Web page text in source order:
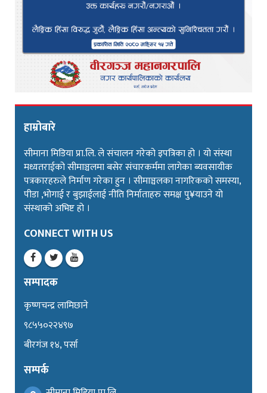
हाम्रोबारे
सीमाना मिडिया प्रा.लि. ले संचालन गरेको इपत्रिका हो । यो संस्था
मध्यतराईको सीमाञ्चलमा बसेर संचारकर्ममा लागेका ब्यवसायीक
पत्रकारहरुले निर्माण गरेका हुन । सीमाञ्चलका नागरिकको समस्या,
पीडा ,भोगाई र बुझाईलाई नीति निर्माताहरु समक्ष पु¥याउने यो
संस्थाको अभिष्ट हो ।
CONNECT WITH US
सम्पादक
कृष्णचन्द्र लामिछाने
९८५५०२२४९७
बीरगंज १४, पर्सा
सम्पर्क